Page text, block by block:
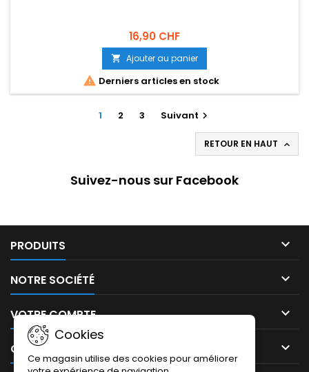
16,90 CHF
 Ajouter au panier
 Derniers articles en stock
1 2 3 Suivant 
RETOUR EN HAUT 
Suivez-nous sur Facebook
PRODUITS 
NOTRE SOCIÉTÉ 
VOTRE COMPTE 
CONTACT 
Cookies
Ce magasin utilise des cookies pour améliorer